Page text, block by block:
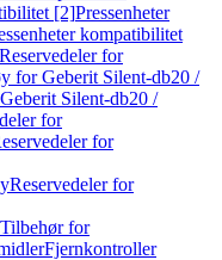
[2]Pressenheter
kompatibilitet
Reservedeler for
for Geberit Silent-db20 /
Silent-db20 /
for
for
Reservedeler for
for
Fjernkontroller